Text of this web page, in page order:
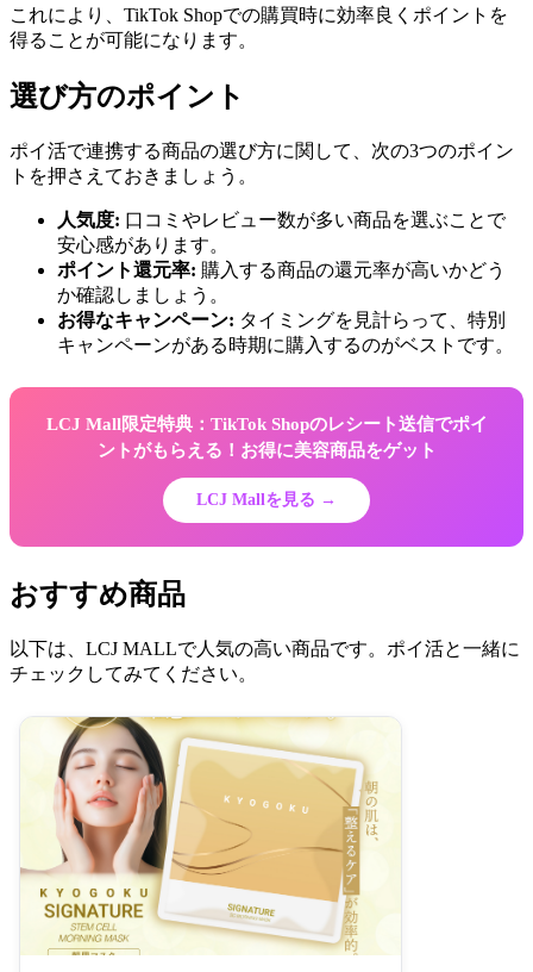
これにより、TikTok Shopでの購買時に効率良くポイントを
得ることが可能になります。
選び方のポイント
ポイ活で連携する商品の選び方に関して、次の3つのポイン
トを押さえておきましょう。
人気度: 口コミやレビュー数が多い商品を選ぶことで
安心感があります。
ポイント還元率: 購入する商品の還元率が高いかどう
か確認しましょう。
お得なキャンペーン: タイミングを見計らって、特別
キャンペーンがある時期に購入するのがベストです。
LCJ Mall限定特典：TikTok Shopのレシート送信でポイ
ントがもらえる！お得に美容商品をゲット
LCJ Mallを見る →
おすすめ商品
以下は、LCJ MALLで人気の高い商品です。ポイ活と一緒に
チェックしてみてください。